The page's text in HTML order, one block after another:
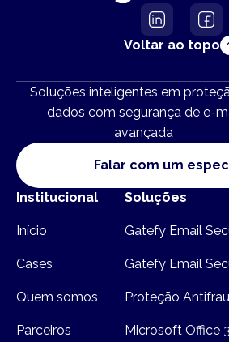
Voltar ao topo
Soluções inteligentes em
dados com segurança de e-
avançada
Falar com um
Institucional
Início
Cases
Quem somos
Parceiros
Soluções
Gatefy Email
Gatefy Email
Proteção
Microsoft Office